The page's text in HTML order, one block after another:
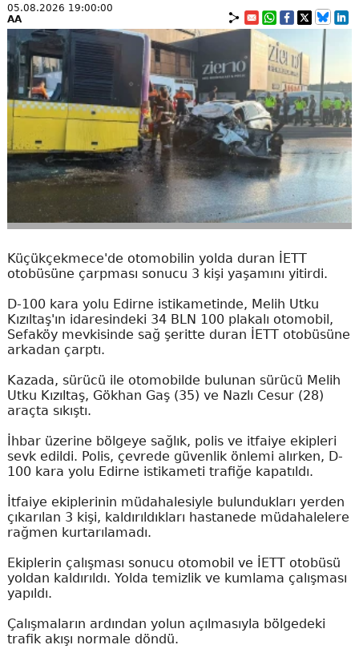
05.08.2026 19:00:00
AA
Küçükçekmece'de otomobilin yolda duran İETT
otobüsüne çarpması sonucu 3 kişi yaşamını yitirdi.
D-100 kara yolu Edirne istikametinde, Melih Utku
Kızıltaş'ın idaresindeki 34 BLN 100 plakalı otomobil,
Sefaköy mevkisinde sağ şeritte duran İETT otobüsüne
arkadan çarptı.
Kazada, sürücü ile otomobilde bulunan sürücü Melih
Utku Kızıltaş, Gökhan Gaş (35) ve Nazlı Cesur (28)
araçta sıkıştı.
İhbar üzerine bölgeye sağlık, polis ve itfaiye ekipleri
sevk edildi. Polis, çevrede güvenlik önlemi alırken, D-
100 kara yolu Edirne istikameti trafiğe kapatıldı.
İtfaiye ekiplerinin müdahalesiyle bulundukları yerden
çıkarılan 3 kişi, kaldırıldıkları hastanede müdahalelere
rağmen kurtarılamadı.
Ekiplerin çalışması sonucu otomobil ve İETT otobüsü
yoldan kaldırıldı. Yolda temizlik ve kumlama çalışması
yapıldı.
Çalışmaların ardından yolun açılmasıyla bölgedeki
trafik akışı normale döndü.